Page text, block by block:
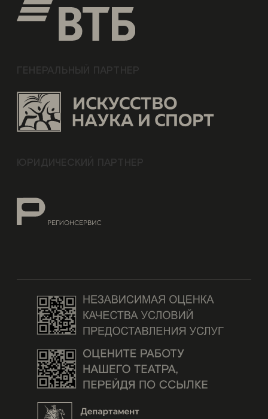
ГЕНЕРАЛЬНЫЙ ПАРТНЕР
ЮРИДИЧЕСКИЙ ПАРТНЕР